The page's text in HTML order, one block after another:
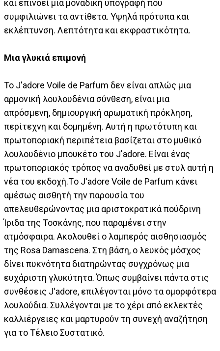
και επινοεί μια μοναδική υπογραφή που
συμφιλιώνει τα αντίθετα. Υψηλά πρότυπα και
εκλέπτυνση. Λεπτότητα και εκφραστικότητα.
Μια γλυκιά επιμονή
Το J'adore Voile de Parfum δεν είναι απλώς μια
αρμονική λουλουδένια σύνθεση, είναι μια
απρόσμενη, δημιουργική αρωματική πρόκληση,
περίτεχνη και δομημένη. Αυτή η πρωτότυπη και
πρωτοποριακή περιπέτεια βασίζεται στο μυθικό
λουλουδένιο μπουκέτο του J'adore. Είναι ένας
πρωτοποριακός τρόπος να αναδυθεί με στυλ αυτή η
νέα του εκδοχή.Τo J'adore Voile de Parfum κάνει
αμέσως αισθητή την παρουσία του
απελευθερώνοντας μια αριστοκρατικά πούδρινη
Ίριδα της Τοσκάνης, που παραμένει στην
ατμόσφαιρα. Ακολουθεί ο λαμπερός αισθησιασμός
της Rosa Damascena. Στη βάση, ο λευκός μόσχος
δίνει πυκνότητα διατηρώντας συγχρόνως μια
ευχάριστη γλυκύτητα. Όπως συμβαίνει πάντα στις
συνθέσεις J'adore, επιλέγονται μόνο τα ομορφότερα
λουλούδια. Συλλέγονται με το χέρι από εκλεκτές
καλλιέργειες και μαρτυρούν τη συνεχή αναζήτηση
για το Τέλειο Συστατικό.